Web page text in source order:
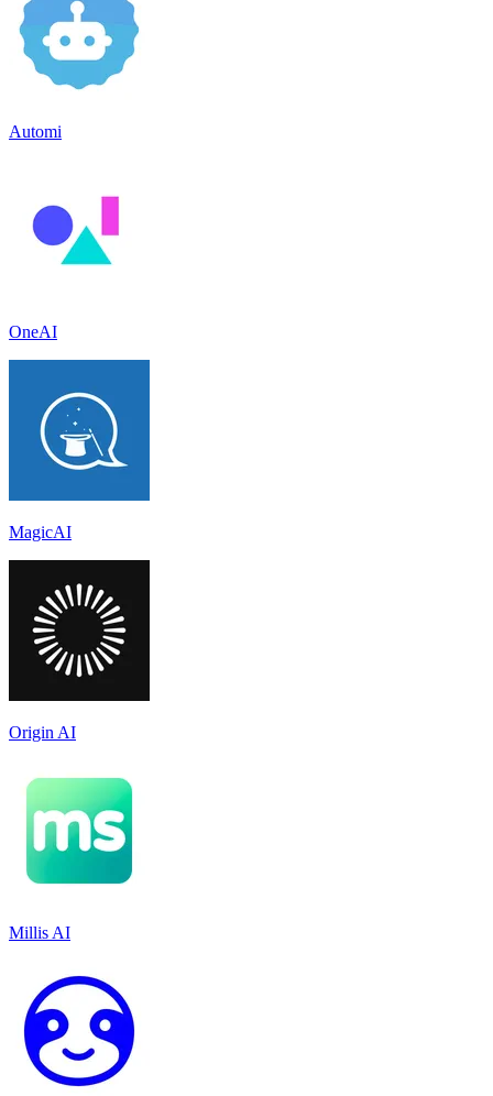
Automi
OneAI
MagicAI
Origin AI
Millis AI